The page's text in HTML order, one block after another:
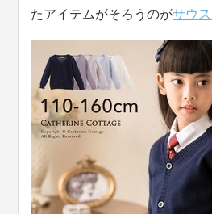
たアイテムがそろうのがサウ